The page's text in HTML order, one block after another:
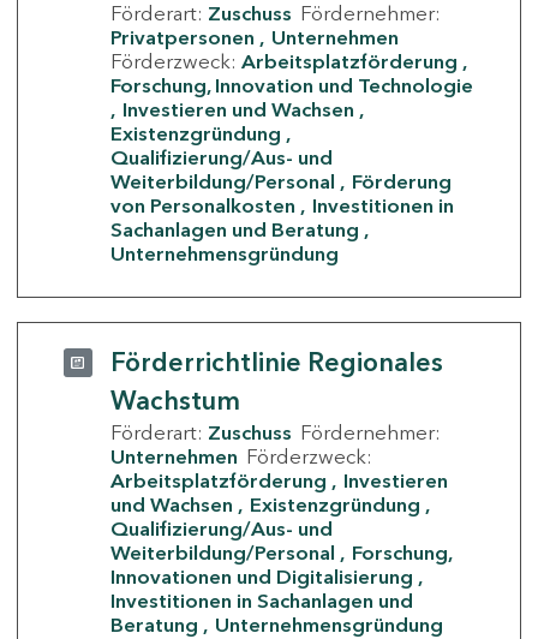
Förderart: Zuschuss Fördernehmer:
Privatpersonen
Unternehmen
Förderzweck: Arbeitsplatzförderung
Forschung, Innovation und Technologie
Investieren und Wachsen
Existenzgründung
Qualifizierung/Aus- und
Weiterbildung/Personal
Förderung
von Personalkosten
Investitionen in
Sachanlagen und Beratung
Unternehmensgründung
Förderrichtlinie Regionales
Wachstum
Förderart: Zuschuss Fördernehmer:
Unternehmen Förderzweck:
Arbeitsplatzförderung
Investieren
und Wachsen
Existenzgründung
Qualifizierung/Aus- und
Weiterbildung/Personal
Forschung,
Innovationen und Digitalisierung
Investitionen in Sachanlagen und
Beratung
Unternehmensgründung